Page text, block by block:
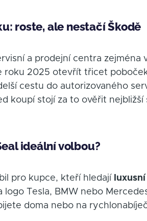
roste, ale nestačí Škodě
a prodejní centra
roku 2025 otevřít třicet
cestu do autorizovaného
koupí stojí za to ověřit
ideální volbou?
pro kupce, kteří hledají
logo Tesla, BMW nebo
doma nebo na